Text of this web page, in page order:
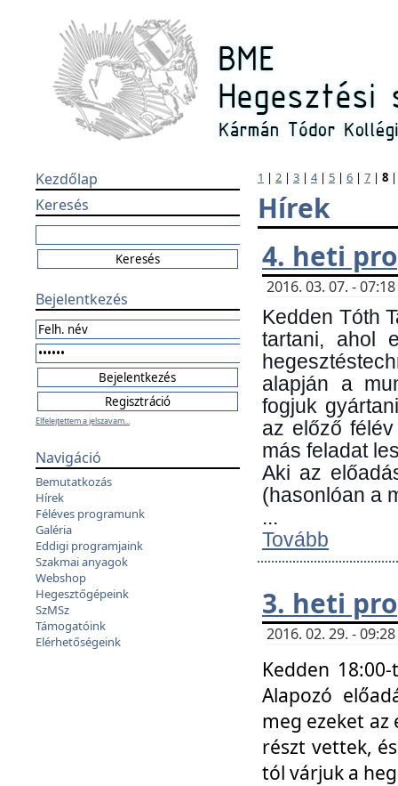
Kezdőlap
Keresés
Bejelentkezés
Elfelejtettem a jelszavam...
Navigáció
Bemutatkozás
Hírek
Féléves programunk
Galéria
Eddigi programjaink
Szakmai anyagok
Webshop
Hegesztőgépeink
SzMSz
Támogatóink
Elérhetőségeink
1 | 2 | 3 | 4| 5 | 6 | 7 | 8
Hírek
4. heti
2016. 03. 07. -
Kedden Tóth
tartani, ahol
alapján a
fogjuk
az előző
más feladat
Aki az
(hasonlóan a
...
Tovább
3. heti
2016. 02. 29. -
Kedden
Alapozó
meg ezeket
részt vettek,
tól várjuk a